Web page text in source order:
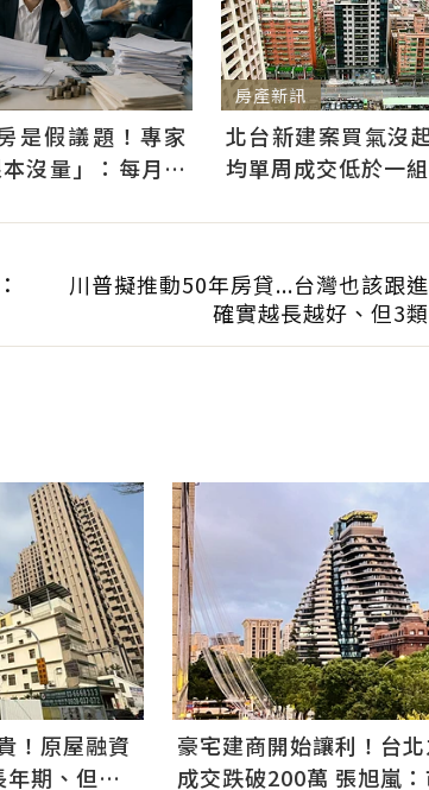
是假議題！專家
沒量」：每月多
房產新訊
北台新建案買氣沒
均單周成交低於一組
川普擬推動50年房貸...台灣也該跟
確實越長越好、但3
！原屋融資
期、但審
豪宅建商開始讓利！台
成交跌破200萬 張旭嵐